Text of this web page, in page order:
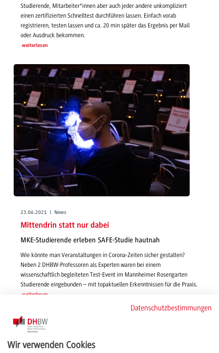
Studierende, Mitarbeiter*innen aber auch jeder andere unkompliziert
einen zertifizierten Schnelltest durchführen lassen. Einfach vorab
registrieren, testen lassen und ca. 20 min später das Ergebnis per Mail
oder Ausdruck bekommen.
weiterlesen
23.06.2021 | News
Mittendrin statt nur dabei
MKE-Studierende erleben SAFE-Studie hautnah
Wie könnte man Veranstaltungen in Corona-Zeiten sicher gestalten?
Neben 2 DHBW-Professoren als Experten waren bei einem
wissenschaftlich begleiteten Test-Event im Mannheimer Rosengarten
Studierende eingebunden – mit topaktuellen Erkenntnissen für die Praxis.
weiterlesen
Datenschutzbestimmungen
Wir verwenden Cookies